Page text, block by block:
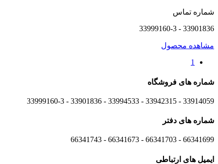
شماره تماس
33901836 - 33999160-3
مشاهده محصول
1
شماره های فروشگاه
33914059 - 33942315 - 33994533 - 33901836 - 33999160-3 ​
شماره های دفتر
66341699 - 66341703 - 66341673 - 66341743
ایمیل های ارتباطی